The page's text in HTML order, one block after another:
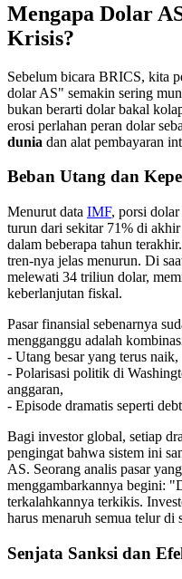
Mengapa Dolar
Krisis?
Sebelum bicara BRICS, kita
dolar AS" semakin sering
bukan berarti dolar bakal
erosi perlahan peran dolar
dunia dan alat pembayaran
Beban Utang dan
Menurut data IMF, porsi dolar
turun dari sekitar 71% di
dalam beberapa tahun
tren-nya jelas menurun. Di
melewati 34 triliun dolar,
keberlanjutan fiskal.
Pasar finansial sebenarnya
mengganggu adalah
- Utang besar yang terus naik,
- Polarisasi politik di
anggaran,
- Episode dramatis seperti
Bagi investor global, setiap
pengingat bahwa sistem ini
AS. Seorang analis pasar
menggambarkannya begini:
terkalahkannya terkikis.
harus menaruh semua telur di
Senjata Sanksi dan